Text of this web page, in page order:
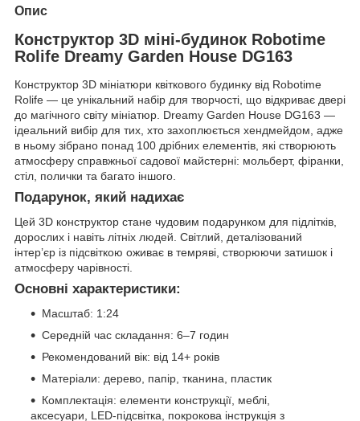
Опис
Конструктор 3D міні-будинок Robotime
Rolife Dreamy Garden House DG163
Конструктор 3D мініатюри квіткового будинку від Robotime
Rolife — це унікальний набір для творчості, що відкриває двері
до магічного світу мініатюр. Dreamy Garden House DG163 —
ідеальний вибір для тих, хто захоплюється хендмейдом, адже
в ньому зібрано понад 100 дрібних елементів, які створюють
атмосферу справжньої садової майстерні: мольберт, фіранки,
стіл, полички та багато іншого.
Подарунок, який надихає
Цей 3D конструктор стане чудовим подарунком для підлітків,
дорослих і навіть літніх людей. Світлий, деталізований
інтер’єр із підсвіткою оживає в темряві, створюючи затишок і
атмосферу чарівності.
Основні характеристики:
Масштаб: 1:24
Середній час складання: 6–7 годин
Рекомендований вік: від 14+ років
Матеріали: дерево, папір, тканина, пластик
Комплектація: елементи конструкції, меблі,
аксесуари, LED-підсвітка, покрокова інструкція з